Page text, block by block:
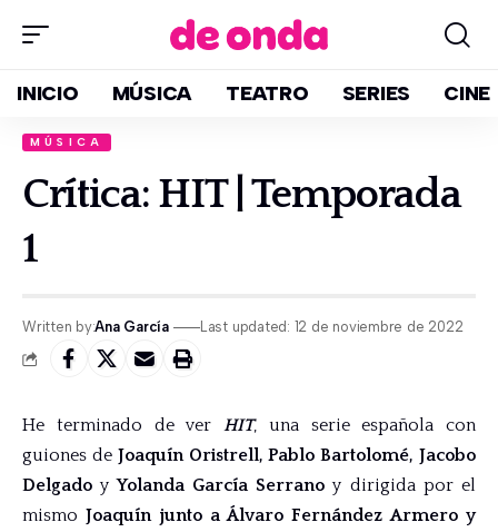
INICIO MÚSICA TEATRO SERIES CINE
MÚSICA
Crítica: HIT | Temporada
1
Written by:Ana García Last updated: 12 de noviembre de 2022
He terminado de ver HIT, una serie española con
guiones de Joaquín Oristrell, Pablo Bartolomé, Jacobo
Delgado y Yolanda García Serrano y dirigida por el
mismoJoaquín junto a Álvaro Fernández Armero y